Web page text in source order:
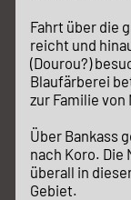
Fahrt über die
reicht und
(Dourou?)
Blaufärberei
zur Familie von
Über Bankass
nach Koro. Die
überall in
Gebiet.